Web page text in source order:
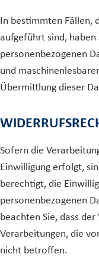
In bestimmten Fällen,
aufgeführt sind, haben
personenbezogenen
und
Übermittlung dieser
Sofern die
Einwilligung erfolgt,
berechtigt, die
personenbezogenen
beachten Sie, dass
Verarbeitungen, die
nicht betroffen.